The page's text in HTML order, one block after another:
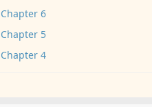
Chapter 6
Chapter 5
Chapter 4